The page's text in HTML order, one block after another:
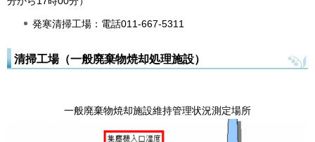
発寒清掃工場：電話011-667-5311
清掃工場（一般廃棄物焼却処理施設）
一般廃棄物焼却施設維持管理状況測定場所